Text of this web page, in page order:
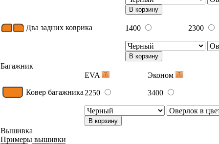
В корзину
Два задних коврика 1400 2300
В корзину
Багажник
EVA
Эконом
Ковер багажника 2250 3400
В корзину
Вышивка
Примеры вышивки